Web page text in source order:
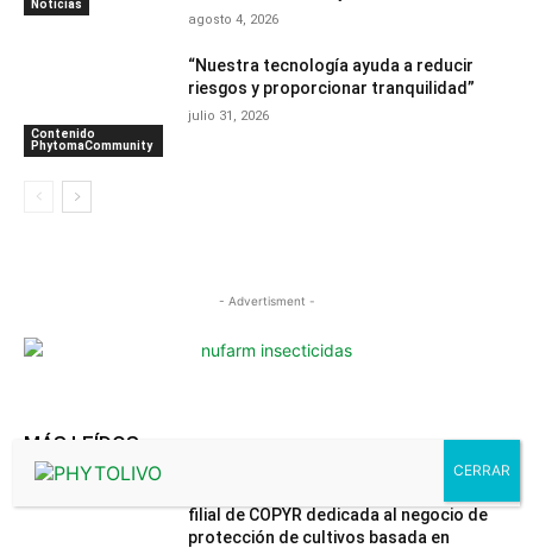
Noticias
agosto 4, 2026
Contenido
PhytomaCommunity
“Nuestra tecnología ayuda a reducir
riesgos y proporcionar tranquilidad”
julio 31, 2026
- Advertisment -
MÁS LEÍDOS
filial de COPYR dedicada al negocio de
protección de cultivos basada en